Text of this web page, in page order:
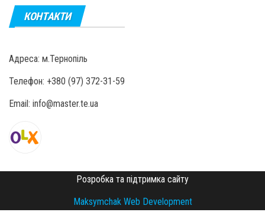
КОНТАКТИ
Адреса: м.Тернопіль
Телефон: +380 (97) 372-31-59
Email: info@master.te.ua
Розробка та підтримка сайту
Maksymchak Web Development